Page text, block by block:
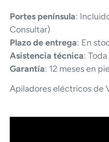
Portes península:
Consultar)
Plazo de entrega: En
Asistencia técnica:
Garantía: 12 meses en
Apiladores eléctricos de